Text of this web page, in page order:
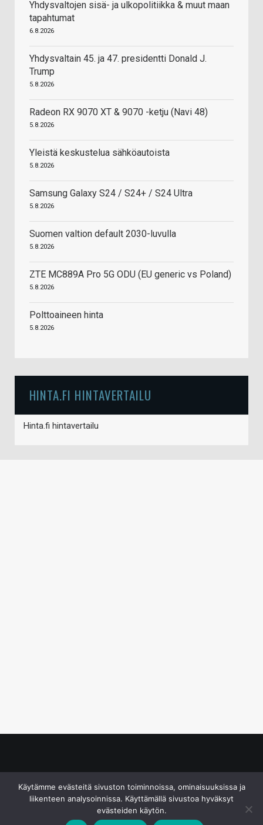
Yhdysvaltojen sisä- ja ulkopolitiikka & muut maan
tapahtumat
6.8.2026
Yhdysvaltain 45. ja 47. presidentti Donald J.
Trump
5.8.2026
Radeon RX 9070 XT & 9070 -ketju (Navi 48)
5.8.2026
Yleistä keskustelua sähköautoista
5.8.2026
Samsung Galaxy S24 / S24+ / S24 Ultra
5.8.2026
Suomen valtion default 2030-luvulla
5.8.2026
ZTE MC889A Pro 5G ODU (EU generic vs Poland)
5.8.2026
Polttoaineen hinta
5.8.2026
HINTA.FI HINTAVERTAILU
Hinta.fi hintavertailu
Käytämme evästeitä sivuston toiminnoissa, ominaisuuksissa ja
liikenteen analysoinnissa. Käyttämällä sivustoa hyväksyt
evästeiden käytön.